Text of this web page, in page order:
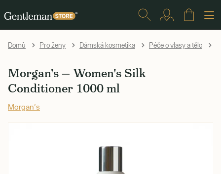
Domů Pro ženy Dámská kosmetika Péče o vlasy a tělo
Morgan's — Women's Silk
Conditioner 1000 ml
Morgan's